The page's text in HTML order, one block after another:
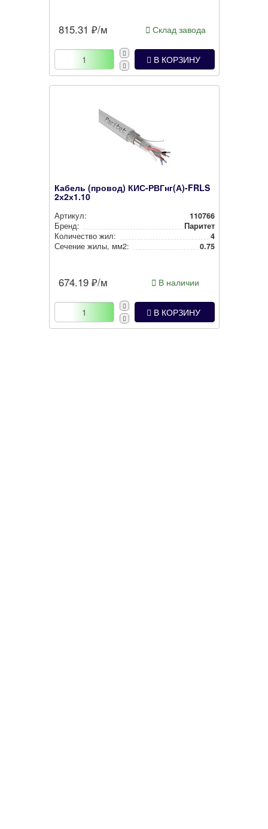
815.31 ₽/м Склад завода
В КОРЗИНУ
Кабель (провод) КИС-РВГнг(А)-FRLS
2х2х1.10
Артикул:
110766
Бренд:
Паритет
Количество жил:
4
Сечение жилы, мм2:
0.75
674.19 ₽/м В наличии
В КОРЗИНУ